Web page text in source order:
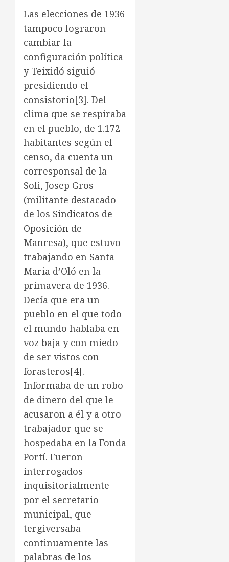
Las elecciones de 1936
tampoco lograron
cambiar la
configuración política
y Teixidó siguió
presidiendo el
consistorio[3]. Del
clima que se respiraba
en el pueblo, de 1.172
habitantes según el
censo, da cuenta un
corresponsal de la
Soli, Josep Gros
(militante destacado
de los Sindicatos de
Oposición de
Manresa), que estuvo
trabajando en Santa
Maria d’Oló en la
primavera de 1936.
Decía que era un
pueblo en el que todo
el mundo hablaba en
voz baja y con miedo
de ser vistos con
forasteros[4].
Informaba de un robo
de dinero del que le
acusaron a él y a otro
trabajador que se
hospedaba en la Fonda
Portí. Fueron
interrogados
inquisitorialmente
por el secretario
municipal, que
tergiversaba
continuamente las
palabras de los